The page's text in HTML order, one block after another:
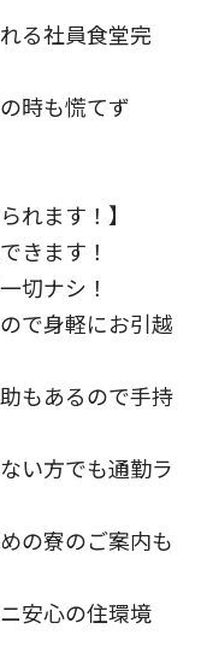
る社員食堂完
時も慌てず
れます！】
きます！
切ナシ！
で身軽にお引越
もあるので手持
い方でも通勤ラ
の寮のご案内も
安心の住環境